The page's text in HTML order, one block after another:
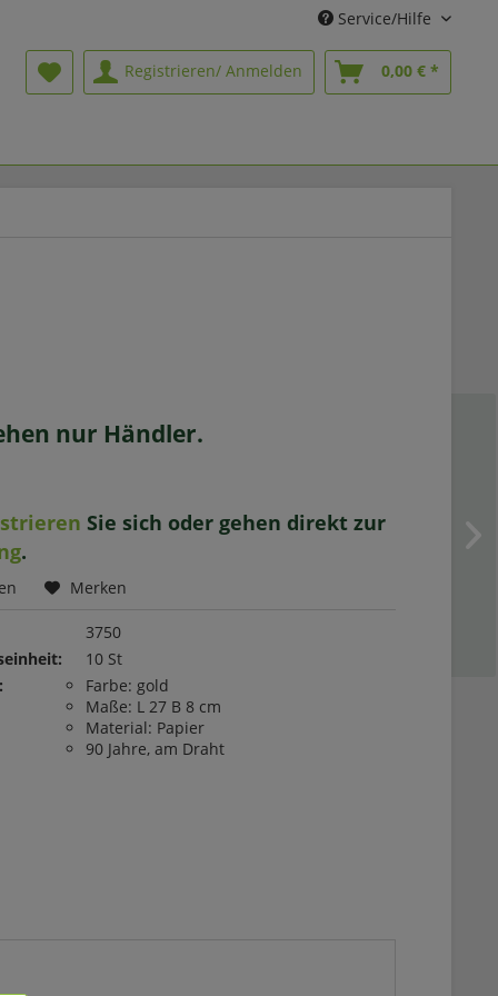
Service/Hilfe
Registrieren/ Anmelden 0,00 € *
nur Händler.
Sie sich oder gehen direkt zur
.
Merken
3750
10 St
Farbe: gold
Maße: L 27 B 8 cm
Material: Papier
90 Jahre, am Draht